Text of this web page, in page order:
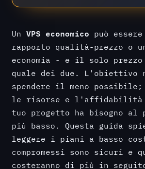
Un VPS economico può
rapporto qualità-prezzo o
economia - e il solo
quale dei due. L'obiettivo
spendere il meno
le risorse e
tuo progetto ha bisogno al
più basso. Questa guida
leggere i piani a basso
compromessi sono sicuri e
costeranno di più in